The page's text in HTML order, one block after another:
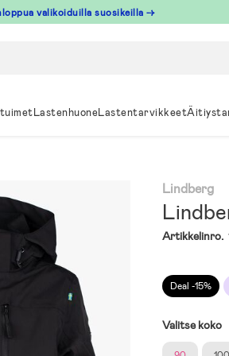
valikoiduilla suosikeilla →
LastenhuoneLastentarvikkeet
Lindberg
Artikkelinro.
Deal -15%
Valitse koko